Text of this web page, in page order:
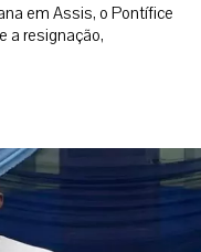
em Assis, o Pontífice
a resignação,